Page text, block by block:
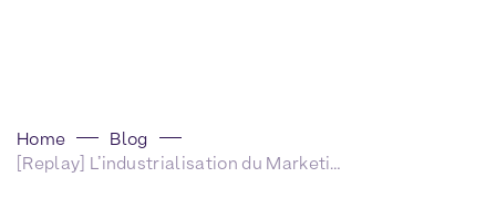
Home
Blog
[Replay] L’industrialisation du Marketing Mix Modeling pour une meilleure efficacité – Hubforum 2022